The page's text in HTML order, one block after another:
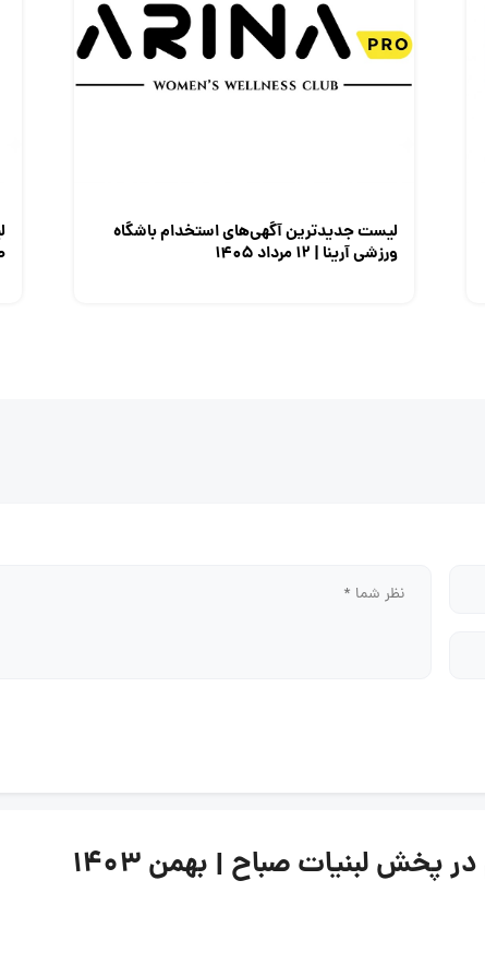
لیست جدیدترین آگهی‌های استخدام باشگاه
ورزشی آرینا | ۱۲ مرداد ۱۴۰۵
لبنیات صباح | بهمن ۱۴۰۳